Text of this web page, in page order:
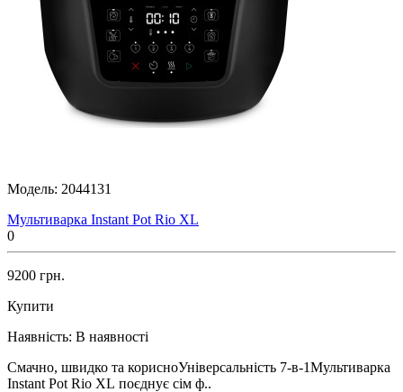
Модель: 2044131
Мультиварка Instant Pot Rio XL
0
9200 грн.
Купити
Наявність: В наявності
Смачно, швидко та корисноУніверсальність 7-в-1Мультиварка
Instant Pot Rio XL поєднує сім ф..